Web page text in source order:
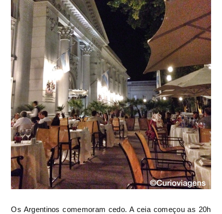
Os Argentinos comemoram cedo. A ceia começou as 20h